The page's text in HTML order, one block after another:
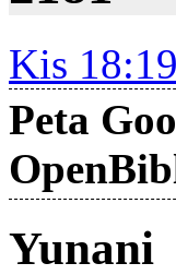
Kis 18:19
Peta
Yunani